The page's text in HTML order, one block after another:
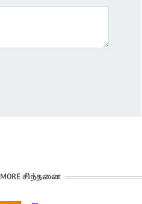
MORE சிந்தனை